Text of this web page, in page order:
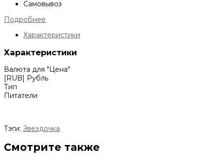
Самовывоз
Подробнее
Характеристики
Характеристики
Валюта для "Цена"
[RUB] Рубль
Тип
Питатели
Тэги: Звездочка
Смотрите также